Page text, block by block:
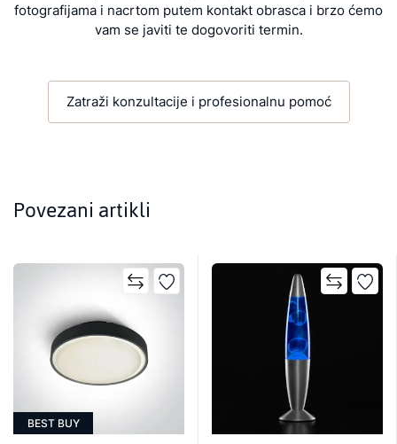
fotografijama i nacrtom putem kontakt obrasca i brzo ćemo
vam se javiti te dogovoriti termin.
Zatraži konzultacije i profesionalnu pomoć
Povezani artikli
BEST BUY